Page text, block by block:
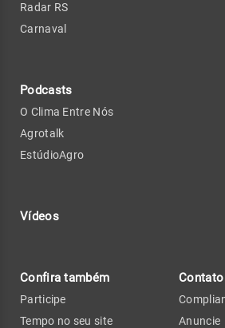
Radar RS
Carnaval
Podcasts
O Clima Entre Nós
Agrotalk
EstúdioAgro
Vídeos
Confira também
Participe
Tempo no seu site
Contato
Anuncie